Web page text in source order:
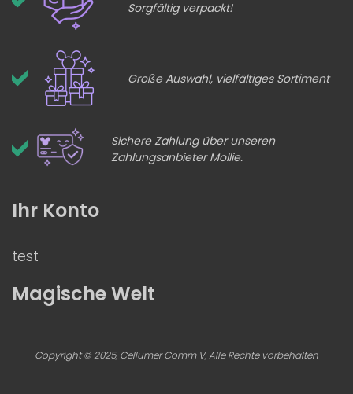
Sorgfältig verpackt!
Große Auswahl, vielfältiges Sortiment
Sichere Zahlung über unseren
Zahlungsanbieter Mollie.
Magische Welt
Ihr Konto
test
Copyright © 2025, Cellumer Comm V, Alle Rechte vorbehalten